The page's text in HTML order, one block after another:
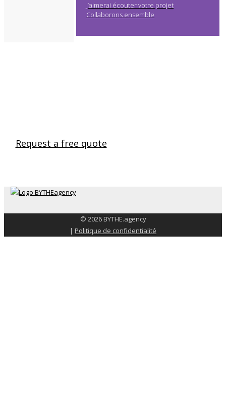
J’aimerai écouter votre projet
Collaborons ensemble
Request a free quote
© 2026 BYTHE.agency
| Politique de confidentialité